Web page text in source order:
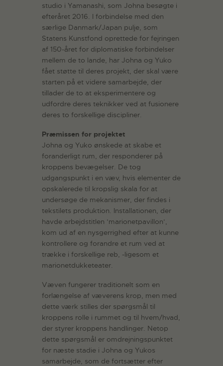
studio i Yamanashi, som Johna besøgte i
efteråret 2016. I forbindelse med den
særlige Danmark/Japan pulje, som
Statens Kunstfond oprettede for fejringen
af 150-året for diplomatiske forbindelser
mellem de to lande, har Johna og Yuko
fået støtte til deres projekt, der skal være
starten på et videre samarbejde, der
tillader de to at eksperimentere og
udfordre deres teknikker ved at fusionere
deres to forskellige discipliner.
Præmissen for projektet
Johna og Yuko ønskede at skabe et
foranderligt rum, der responderer på
kroppens bevægelser. De tog
udgangspunkt i en væv, hvis elementer de
opskalerede til kropslig skala for at
undersøge de mekanismer, der findes i
tekstilets produktion. Installationen, der
havde arbejdstitlen ’marionetpavillon’,
kom ud af en nysgerrighed efter at kunne
kontrollere og forandre et rum ved at
trække i forskellige reb, -ligesom et
marionetdukketeater.
Væven fungerer traditionelt som en
forlængelse af væverens krop, men med
dette værk stilles der spørgsmål til
kroppens rolle i rummet og til hvem/hvad,
der styrer kroppens handlinger. Netop
dette spørgsmål er omdrejningspunktet
for næste stadie i Johna og Yukos
samarbejde, som de fortsætter efter